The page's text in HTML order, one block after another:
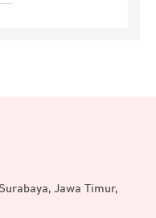
Jawa Timur,